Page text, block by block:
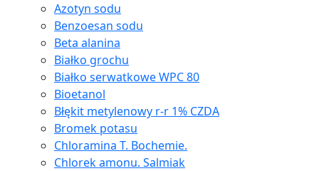
Azotyn sodu
Benzoesan sodu
Beta alanina
Białko grochu
Białko serwatkowe WPC 80
Bioetanol
Błękit metylenowy r-r 1% CZDA
Bromek potasu
Chloramina T. Bochemie.
Chlorek amonu. Salmiak